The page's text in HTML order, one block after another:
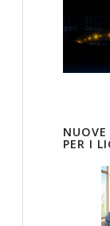
PER I